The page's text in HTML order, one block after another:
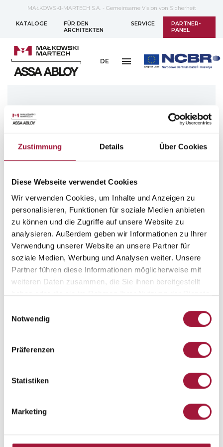
Zustimmung Details Über Cookies
Diese Webseite verwendet Cookies
Wir verwenden Cookies, um Inhalte und Anzeigen zu
personalisieren, Funktionen für soziale Medien anbieten
zu können und die Zugriffe auf unsere Website zu
analysieren. Außerdem geben wir Informationen zu Ihrer
Verwendung unserer Website an unsere Partner für
soziale Medien, Werbung und Analysen weiter. Unsere
Partner führen diese Informationen möglicherweise mit
weiteren Daten zusammen, die Sie ihnen bereitgestellt
haben oder die sie im Rahmen Ihrer Nutzung der Dienste
Notwendig
Präferenzen
Statistiken
Marketing
MAŁKOWSKI-MARTECH S.A. - Gemeinsame Vision von Sicherheit
KATALOGE
FÜR DEN
ARCHITEKTEN
SERVICE
PARTNER-
PANEL
DE
IMMER AUF DEM LAUFENDEN SEIN
ABONNIEREN SIE UNSEREN
NEWSLETTER!
im Newsletter-Anmeldeformular angegebenen
personenbezogenen Daten zum Zwecke der Zusendung
kommerzieller Informationen über die von Małkowski-Martech
S.A. angebotenen Produkte und Dienstleistungen.
Die Erteilung dieser Einwilligung ist freiwillig. Ich wurde auch
darüber informiert, dass die von mir erteilte Einwilligung
finden Sie in unsererDatenschutzbestimmungen